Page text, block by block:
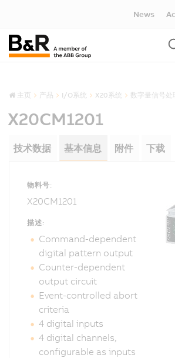
News
主页 产品 I/O系统 X20系统 数字量信号处
X20CM1201
技术数据 基本信息 附件 下载
物料号:
X20CM1201
描述:
Command-dependent
digital pattern output
Counter-dependent
output circuit
Event-controlled abort
criteria
4 digital inputs
4 digital channels,
configurable as inputs